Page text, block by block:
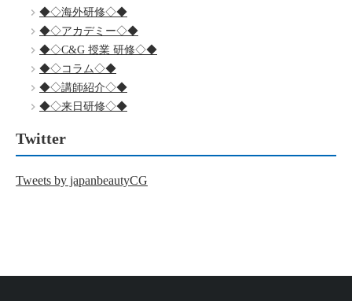
◆◇海外研修◇◆
◆◇アカデミー◇◆
◆◇C&G 授業 研修◇◆
◆◇コラム◇◆
◆◇講師紹介◇◆
◆◇来日研修◇◆
Twitter
Tweets by japanbeautyCG